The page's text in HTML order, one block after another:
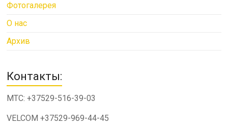
Фотогалерея
О нас
Архив
Контакты:
МТС: +37529-516-39-03
VELCOM +37529-969-44-45